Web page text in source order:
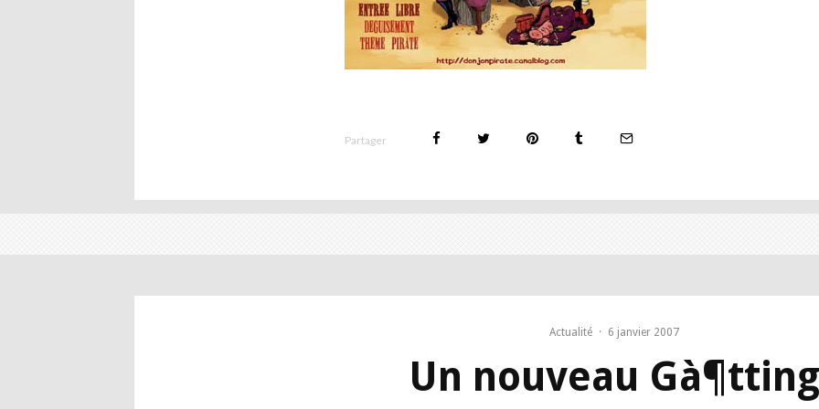
Partager
Actualité · 6 janvier 2007
Un nouveau Gà¶tting